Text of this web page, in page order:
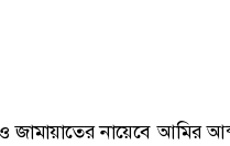
নায়েবে আমির